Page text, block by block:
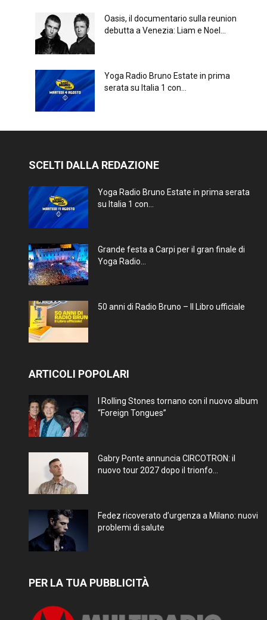
Oasis, il documentario sulla reunion
debutta a Venezia: Liam e Noel...
Yoga Radio Bruno Estate in prima
serata su Italia 1 con...
SCELTI DALLA REDAZIONE
Yoga Radio Bruno Estate in prima serata
su Italia 1 con...
Grande festa a Carpi per il gran finale di
Yoga Radio...
50 anni di Radio Bruno – Il Libro ufficiale
ARTICOLI POPOLARI
I Rolling Stones tornano con il nuovo album
“Foreign Tongues”
Gabry Ponte annuncia CIRCOTRON: il
nuovo tour 2027 dopo il trionfo...
Fedez ricoverato d’urgenza a Milano: nuovi
problemi di salute
PER LA TUA PUBBLICITÀ